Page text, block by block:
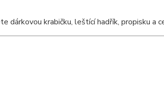
dárkovou krabičku, leštící hadřík, propisku a